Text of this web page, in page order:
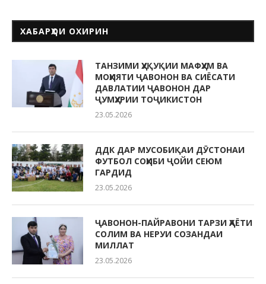
ХАБАРҲОИ ОХИРИН
ТАНЗИМИ ҲУҚУҚИИ МАФҲУМ ВА
МОҲИЯТИ ҶАВОНОН ВА СИЁСАТИ
ДАВЛАТИИ ҶАВОНОН ДАР
ҶУМҲУРИИ ТОҶИКИСТОН
23.05.2026
ДДК ДАР МУСОБИҚАИ ДӮСТОНАИ
ФУТБОЛ СОҲИБИ ҶОЙИ СЕЮМ
ГАРДИД
23.05.2026
ҶАВОНОН-ПАЙРАВОНИ ТАРЗИ ҲАЁТИ
СОЛИМ ВА НЕРУИ СОЗАНДАИ
МИЛЛАТ
23.05.2026